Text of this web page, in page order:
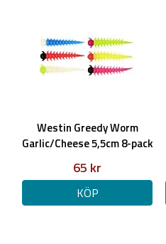
Westin Greedy Worm
Garlic/Cheese 5,5cm 8-pack
65 kr
KÖP